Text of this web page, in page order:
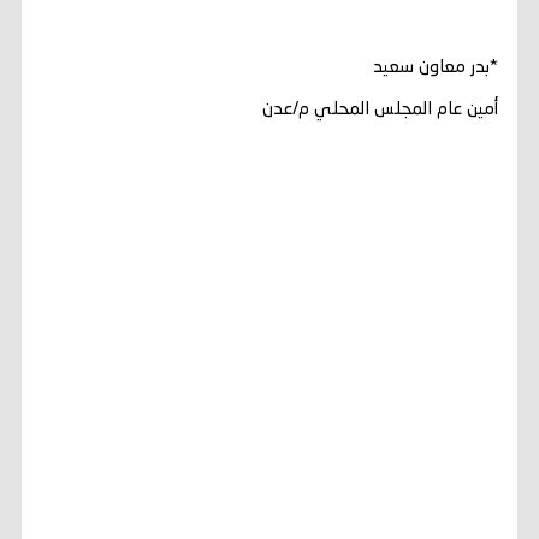
*بدر معاون سعيد
أمين عام المجلس المحلي م/عدن